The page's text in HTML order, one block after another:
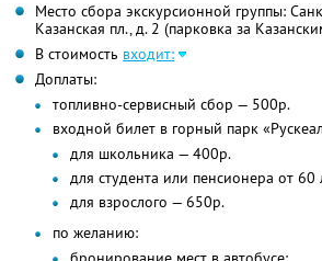
Место сбора экскурсионной группы:
Казанская пл., д. 2 (парковка за
В стоимость входит:
Доплаты:
топливно-сервисный сбор — 500р.
входной билет в горный парк
для школьника — 400р.
для студента или пенсионера от
для взрослого — 650р.
по желанию: